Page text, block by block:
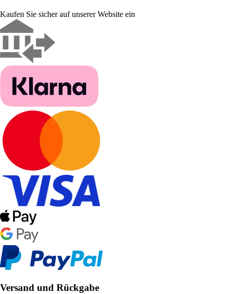
Kaufen Sie sicher auf unserer Website ein
Versand und Rückgabe